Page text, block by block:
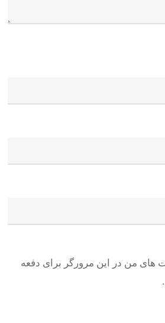
های من در این مرورگر برای دفعه